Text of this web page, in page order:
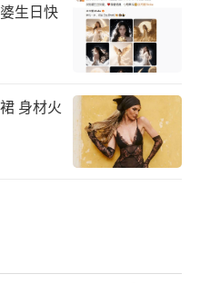
生日快
身材火